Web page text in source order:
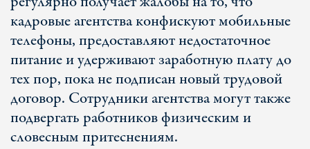
кадровые агентства конфискуют мобильные
телефоны, предоставляют недостаточное
питание и удерживают заработную плату до
тех пор, пока не подписан новый трудовой
договор. Сотрудники агентства могут также
подвергать работников физическим и
словесным притеснениям.